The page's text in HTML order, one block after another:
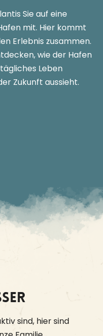
Sie auf eine
mit. Hier kommt
Erlebnis zusammen.
wie der Hafen
Leben
Zukunft aussieht.
sind, hier sind